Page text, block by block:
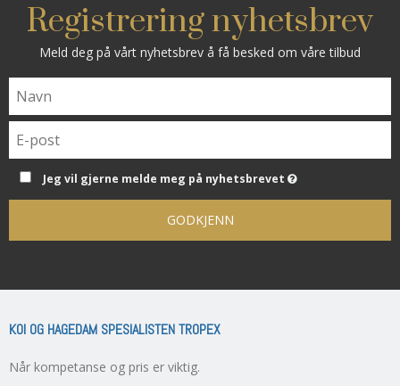
Registrering nyhetsbrev
Meld deg på vårt nyhetsbrev å få besked om våre tilbud
Jeg vil gjerne melde meg på nyhetsbrevet
GODKJENN
KOI OG HAGEDAM SPESIALISTEN TROPEX
Når kompetanse og pris er viktig.